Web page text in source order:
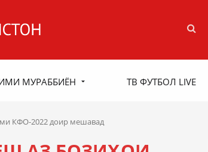
МУРАББИЁН ТВ ФУТБОЛ LIVE
КФО-2022 доир мешавад